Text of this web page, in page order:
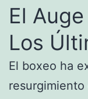
El
Los
El boxeo ha